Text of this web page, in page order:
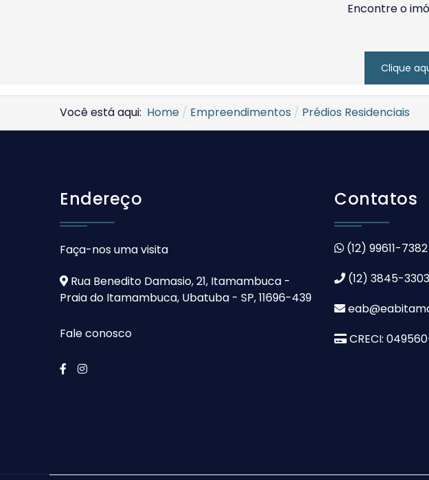
Encontre o
Clique
Você está aqui: Home Empreendimentos Prédios Residenciais
Endereço
Faça-nos uma visita
Rua Benedito Damasio, 21, Itamambuca -
Praia do Itamambuca, Ubatuba - SP, 11696-439
Fale conosco
Contatos
(12) 99611-7382
(12) 3845-3303
CRECI: